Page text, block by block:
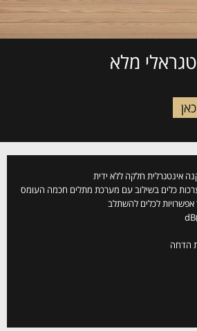
מלא
אינטגרלית חלקה ללא ידית
מערכות כלים: 14 מערכות כלים בשילוב עם מערכת מתלים חכמה העומס
הדחה